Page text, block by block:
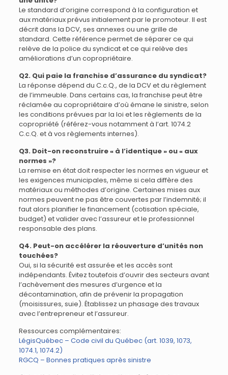
Le standard d’origine correspond à la configuration et
aux matériaux prévus initialement par le promoteur. Il est
décrit dans la DCV, ses annexes ou une grille de
standard. Cette référence permet de séparer ce qui
relève de la police du syndicat et ce qui relève des
améliorations d’un copropriétaire.
Q2. Qui paie la franchise d’assurance du syndicat?
La réponse dépend du C.c.Q., de la DCV et du règlement
de l’immeuble. Dans certains cas, la franchise peut être
réclamée au copropriétaire d’où émane le sinistre, selon
les conditions prévues par la loi et les règlements de la
copropriété (référez-vous notamment à l’art. 1074.2
C.c.Q. et à vos règlements internes).
Q3. Doit-on reconstruire « à l’identique » ou « aux
normes »?
La remise en état doit respecter les normes en vigueur et
les exigences municipales, même si cela diffère des
matériaux ou méthodes d’origine. Certaines mises aux
normes peuvent ne pas être couvertes par l’indemnité; il
faut alors planifier le financement (cotisation spéciale,
budget) et valider avec l’assureur et le professionnel
responsable des plans.
Q4. Peut-on accélérer la réouverture d’unités non
touchées?
Oui, si la sécurité est assurée et les accès sont
indépendants. Évitez toutefois d’ouvrir des secteurs avant
l’achèvement des mesures d’urgence et la
décontamination, afin de prévenir la propagation
(moisissures, suie). Établissez un phasage des travaux
avec l’entrepreneur et l’assureur.
Ressources complémentaires:
LégisQuébec – Code civil du Québec (art. 1039, 1073,
1074.1, 1074.2)
RGCQ – Bonnes pratiques après sinistre